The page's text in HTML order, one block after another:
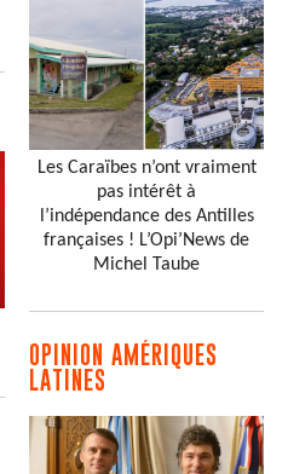
Les Caraïbes n’ont vraiment
pas intérêt à
l’indépendance des Antilles
françaises ! L’Opi’News de
Michel Taube
OPINION AMÉRIQUES
LATINES